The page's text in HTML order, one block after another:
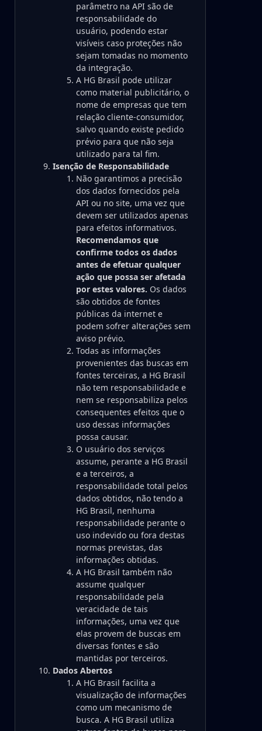
parâmetro na API são de
responsabilidade do
usuário, podendo estar
visíveis caso proteções não
sejam tomadas no momento
da integração.
A HG Brasil pode utilizar
como material publicitário, o
nome de empresas que tem
relação cliente-consumidor,
salvo quando existe pedido
prévio para que não seja
utilizado para tal fim.
Isenção de Responsabilidade
Não garantimos a precisão
dos dados fornecidos pela
API ou no site, uma vez que
devem ser utilizados apenas
para efeitos informativos.
Recomendamos que
confirme todos os dados
antes de efetuar qualquer
ação que possa ser afetada
por estes valores. Os dados
são obtidos de fontes
públicas da internet e
podem sofrer alterações sem
aviso prévio.
Todas as informações
provenientes das buscas em
fontes terceiras, a HG Brasil
não tem responsabilidade e
nem se responsabiliza pelos
consequentes efeitos que o
uso dessas informações
possa causar.
O usuário dos serviços
assume, perante a HG Brasil
e a terceiros, a
responsabilidade total pelos
dados obtidos, não tendo a
HG Brasil, nenhuma
responsabilidade perante o
uso indevido ou fora destas
normas previstas, das
informações obtidas.
A HG Brasil também não
assume qualquer
responsabilidade pela
veracidade de tais
informações, uma vez que
elas provem de buscas em
diversas fontes e são
mantidas por terceiros.
Dados Abertos
A HG Brasil facilita a
visualização de informações
como um mecanismo de
busca. A HG Brasil utiliza